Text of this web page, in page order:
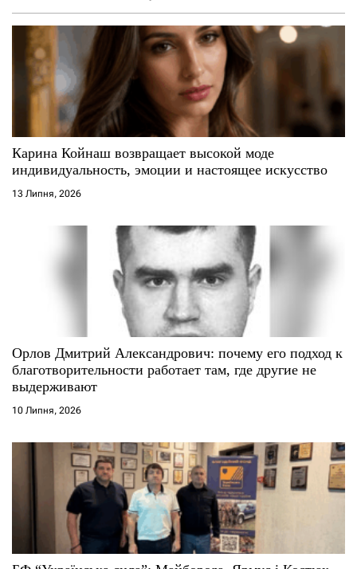
Карина Койнаш возвращает высокой моде
индивидуальность, эмоции и настоящее искусство
13 Липня, 2026
Орлов Дмитрий Александрович: почему его подход к
благотворительности работает там, где другие не
выдерживают
10 Липня, 2026